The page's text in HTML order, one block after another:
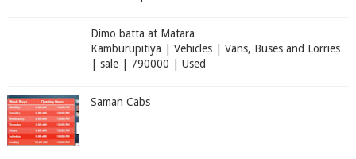
Dimo batta at Matara
Kamburupitiya | Vehicles | Vans, Buses and Lorries
| sale | 790000 | Used
Saman Cabs